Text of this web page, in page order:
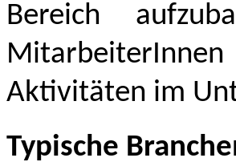
Bereich
Aktivitäten im
Typische